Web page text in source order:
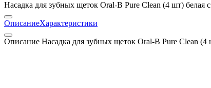
Насадка для зубных щеток Oral-B Pure Clean (4 шт) белая
ОписаниеХарактеристики
Описание Насадка для зубных щеток Oral-B Pure Clean (4